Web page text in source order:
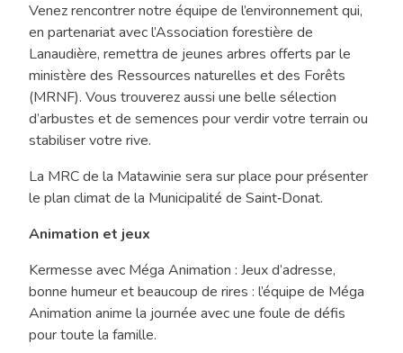
Venez rencontrer notre équipe de l’environnement qui,
en partenariat avec l’Association forestière de
Lanaudière, remettra de jeunes arbres offerts par le
ministère des Ressources naturelles et des Forêts
(MRNF). Vous trouverez aussi une belle sélection
d’arbustes et de semences pour verdir votre terrain ou
stabiliser votre rive.
La MRC de la Matawinie sera sur place pour présenter
le plan climat de la Municipalité de Saint‑Donat.
Animation et jeux
Kermesse avec Méga Animation : Jeux d’adresse,
bonne humeur et beaucoup de rires : l’équipe de Méga
Animation anime la journée avec une foule de défis
pour toute la famille.